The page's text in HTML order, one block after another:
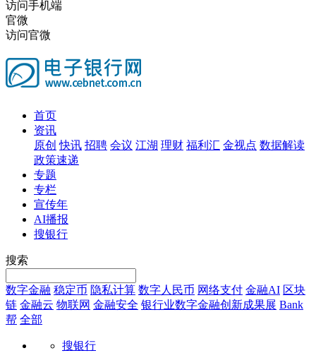
访问手机端
官微
访问官微
首页
资讯
原创 快讯 招聘 会议 江湖 理财 福利汇 金视点 数据解读
政策速递
专题
专栏
宣传年
AI播报
搜银行
搜索
数字金融 稳定币 隐私计算 数字人民币 网络支付 金融AI 区块
链 金融云 物联网 金融安全 银行业数字金融创新成果展 Bank
帮 全部
搜银行